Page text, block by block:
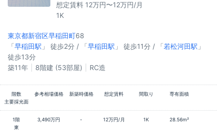
想定賃料 12万円〜12万円/月
1K
東京都新宿区早稲田町68
「早稲田駅 」 徒歩2分 / 「早稲田駅 」 徒歩11分 / 「若松河田駅 」
徒歩13分
築11年
8階建 (53部屋) RC造
階数 参考相場価格 新築時価格 想定賃料 間取り
専有面積
主要採光面
1階 3,490万円 - 12万円/月 1K
28.56m²
東